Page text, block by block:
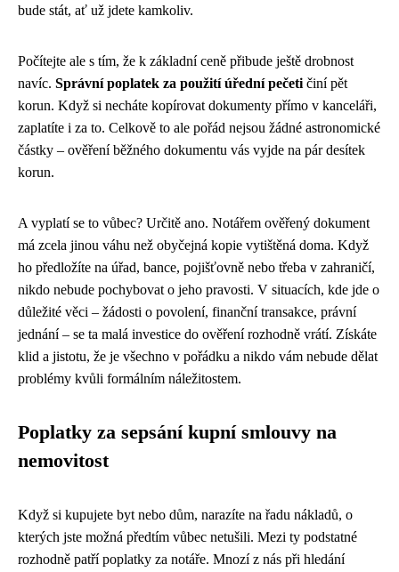
bude stát, ať už jdete kamkoliv.
Počítejte ale s tím, že k základní ceně přibude ještě drobnost
navíc. Správní poplatek za použití úřední pečeti činí pět
korun. Když si necháte kopírovat dokumenty přímo v kanceláři,
zaplatíte i za to. Celkově to ale pořád nejsou žádné astronomické
částky – ověření běžného dokumentu vás vyjde na pár desítek
korun.
A vyplatí se to vůbec? Určitě ano. Notářem ověřený dokument
má zcela jinou váhu než obyčejná kopie vytištěná doma. Když
ho předložíte na úřad, bance, pojišťovně nebo třeba v zahraničí,
nikdo nebude pochybovat o jeho pravosti. V situacích, kde jde o
důležité věci – žádosti o povolení, finanční transakce, právní
jednání – se ta malá investice do ověření rozhodně vrátí. Získáte
klid a jistotu, že je všechno v pořádku a nikdo vám nebude dělat
problémy kvůli formálním náležitostem.
Poplatky za sepsání kupní smlouvy na
nemovitost
Když si kupujete byt nebo dům, narazíte na řadu nákladů, o
kterých jste možná předtím vůbec netušili. Mezi ty podstatné
rozhodně patří poplatky za notáře. Mnozí z nás při hledání